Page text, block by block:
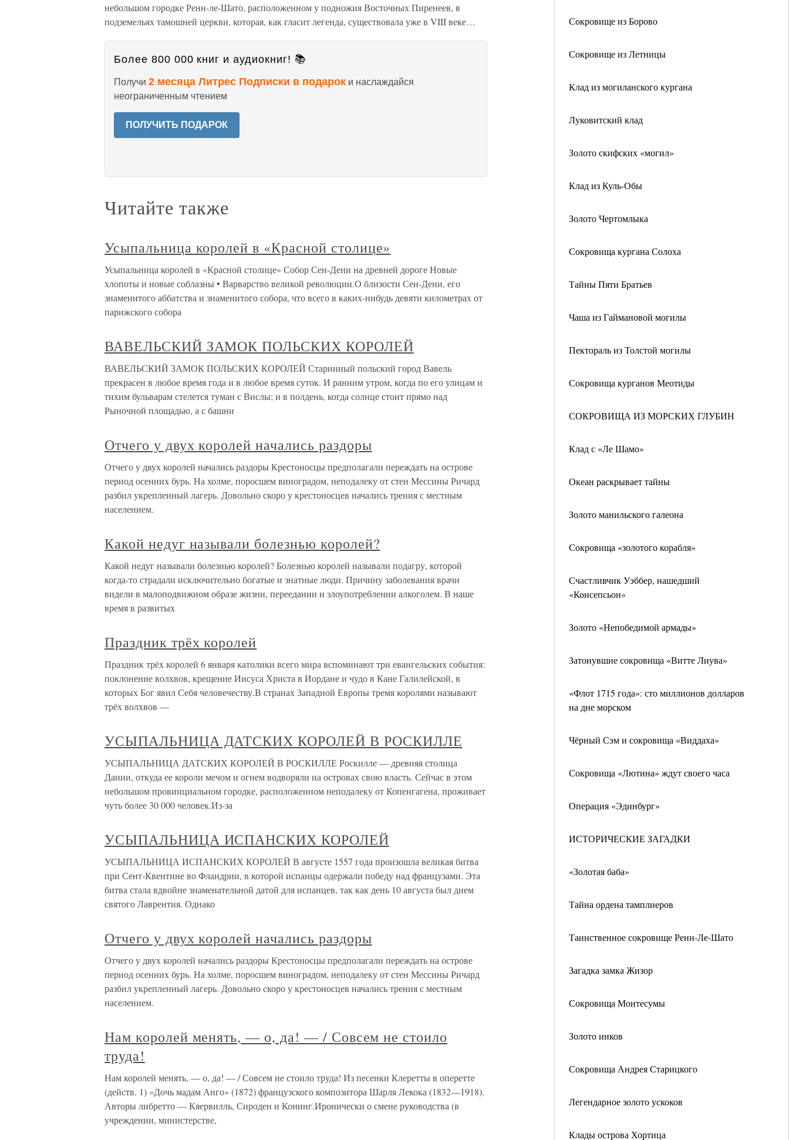
Сокровище из Борово
Сокровище из Летницы
Клад из могиланского кургана
Луковитский клад
Золото скифских «могил»
Клад из Куль-Обы
Золото Чертомлыка
Сокровища кургана Солоха
Тайны Пяти Братьев
Чаша из Гаймановой могилы
Пектораль из Толстой могилы
Сокровища курганов Меотиды
СОКРОВИЩА ИЗ МОРСКИХ ГЛУБИН
Клад с «Ле Шамо»
Океан раскрывает тайны
Золото манильского галеона
Сокровища «золотого корабля»
Счастливчик Уэббер, нашедший
«Консепсьон»
Золото «Непобедимой армады»
Затонувшие сокровища «Витте Лиува»
«Флот 1715 года»: сто миллионов долларов
на дне морском
Чёрный Сэм и сокровища «Виддаха»
Сокровища «Лютина» ждут своего часа
Операция «Эдинбург»
ИСТОРИЧЕСКИЕ ЗАГАДКИ
«Золотая баба»
Тайна ордена тамплиеров
Таинственное сокровище Ренн-Ле-Шато
Загадка замка Жизор
Сокровища Монтесумы
Золото инков
Сокровища Андрея Старицкого
Легендарное золото ускоков
Клады острова Хортица
небольшом городке Ренн-ле-Шато, расположенном у подножия Восточных Пиренеев, в
подземельях тамошней церкви, которая, как гласит легенда, существовала уже в VIII веке…
Более 800 000 книг и аудиокниг! 📚
Получи 2 месяца Литрес Подписки в подарок и наслаждайся
неограниченным чтением
ПОЛУЧИТЬ ПОДАРОК
Читайте также
Усыпальница королей в «Красной столице»
Усыпальница королей в «Красной столице» Собор Сен-Дени на древней дороге Новые
хлопоты и новые соблазны • Варварство великой революции.О близости Сен-Дени, его
знаменитого аббатства и знаменитого собора, что всего в каких-нибудь девяти километрах от
парижского собора
ВАВЕЛЬСКИЙ ЗАМОК ПОЛЬСКИХ КОРОЛЕЙ
ВАВЕЛЬСКИЙ ЗАМОК ПОЛЬСКИХ КОРОЛЕЙ Старинный польский город Вавель
прекрасен в любое время года и в любое время суток. И ранним утром, когда по его улицам и
тихим бульварам стелется туман с Вислы; и в полдень, когда солнце стоит прямо над
Рыночной площадью, а с башни
Отчего у двух королей начались раздоры
Отчего у двух королей начались раздоры Крестоносцы предполагали переждать на острове
период осенних бурь. На холме, поросшем виноградом, неподалеку от стен Мессины Ричард
разбил укрепленный лагерь. Довольно скоро у крестоносцев начались трения с местным
населением.
Какой недуг называли болезнью королей?
Какой недуг называли болезнью королей? Болезнью королей называли подагру, которой
когда-то страдали исключительно богатые и знатные люди. Причину заболевания врачи
видели в малоподвижном образе жизни, переедании и злоупотреблении алкоголем. В наше
время в развитых
Праздник трёх королей
Праздник трёх королей 6 января католики всего мира вспоминают три евангельских события:
поклонение волхвов, крещение Иисуса Христа в Иордане и чудо в Кане Галилейской, в
которых Бог явил Себя человечеству.В странах Западной Европы тремя королями называют
трёх волхвов —
УСЫПАЛЬНИЦА ДАТСКИХ КОРОЛЕЙ В РОСКИЛЛЕ
УСЫПАЛЬНИЦА ДАТСКИХ КОРОЛЕЙ В РОСКИЛЛЕ Роскилле — древняя столица
Дании, откуда ее короли мечом и огнем водворяли на островах свою власть. Сейчас в этом
небольшом провинциальном городке, расположенном неподалеку от Копенгагена, проживает
чуть более 30 000 человек.Из-за
УСЫПАЛЬНИЦА ИСПАНСКИХ КОРОЛЕЙ
УСЫПАЛЬНИЦА ИСПАНСКИХ КОРОЛЕЙ В августе 1557 года произошла великая битва
при Сент-Квентине во Фландрии, в которой испанцы одержали победу над французами. Эта
битва стала вдвойне знаменательной датой для испанцев, так как день 10 августа был днем
святого Лаврентия. Однако
Отчего у двух королей начались раздоры
Отчего у двух королей начались раздоры Крестоносцы предполагали переждать на острове
период осенних бурь. На холме, поросшем виноградом, неподалеку от стен Мессины Ричард
разбил укрепленный лагерь. Довольно скоро у крестоносцев начались трения с местным
населением.
Нам королей менять, — о, да! — / Совсем не стоило
труда!
Нам королей менять, — о, да! — / Совсем не стоило труда! Из песенки Клеретты в оперетте
(действ. 1) «Дочь мадам Анго» (1872) французского композитора Шарля Лекока (1832—1918).
Авторы либретто — Кяервилль, Сироден и Конинг.Иронически о смене руководства (в
учреждении, министерстве,